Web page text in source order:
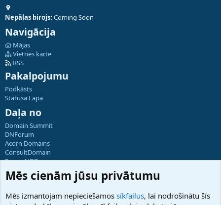
Nepālas birojs: Coming Soon
Navigācija
Mājas
Vietnes karte
RSS
Pakalpojumu
Podkāsts
Statusa Lapa
Daļa no
Domain Summit
DNForum
Acorn Domains
ConsultDomain
ForumNDD
Domainforum.ro
27.be
Hostmaria
Mēs cienām jūsu privātumu
Mēs izmantojam nepieciešamos sīkfailus, lai nodrošinātu šīs